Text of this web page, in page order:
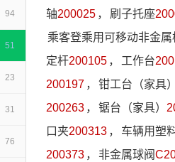
94
51
23
31
76
轴200025 ， 刷子托座
乘客登乘用可移动非金属
定杆200105 ， 工作台
200197 ， 钳工台（家具）
200263 ， 锯台（家具）
口夹200313 ， 车辆用塑
200373 ， 非金属球阀